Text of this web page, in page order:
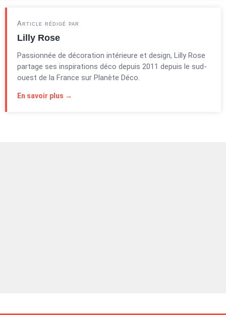
Article rédigé par
Lilly Rose
Passionnée de décoration intérieure et design, Lilly Rose
partage ses inspirations déco depuis 2011 depuis le sud-
ouest de la France sur Planète Déco.
En savoir plus →